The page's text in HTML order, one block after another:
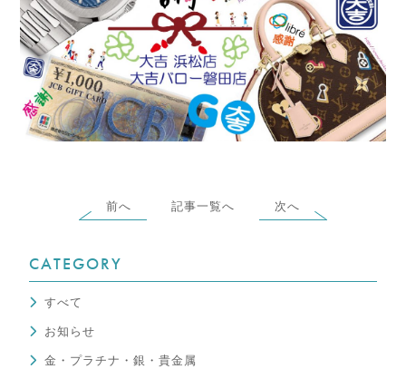
前へ 記事一覧へ 次へ
CATEGORY
すべて
お知らせ
金・プラチナ・銀・貴金属